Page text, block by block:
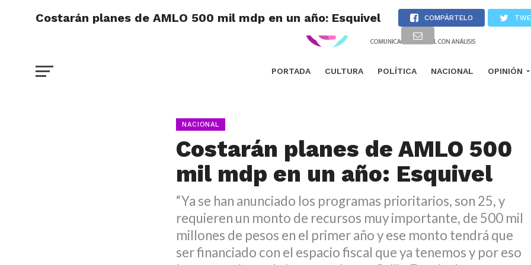
PORTADA CULTURA POLÍTICA NACIONAL OPINIÓN
Costarán planes de AMLO 500 mil mdp en un año: Esquivel COMPÁRTELO
NACIONAL
Costarán planes de AMLO 500
mil mdp en un año: Esquivel
“Ya se han anunciado los programas prioritarios, son 25, y
requieren un monto de recursos muy importante, de 500 mil
millones de pesos en el primer año y ese monto tendrá que
ser financiado con el espacio fiscal que ya tenemos y por eso